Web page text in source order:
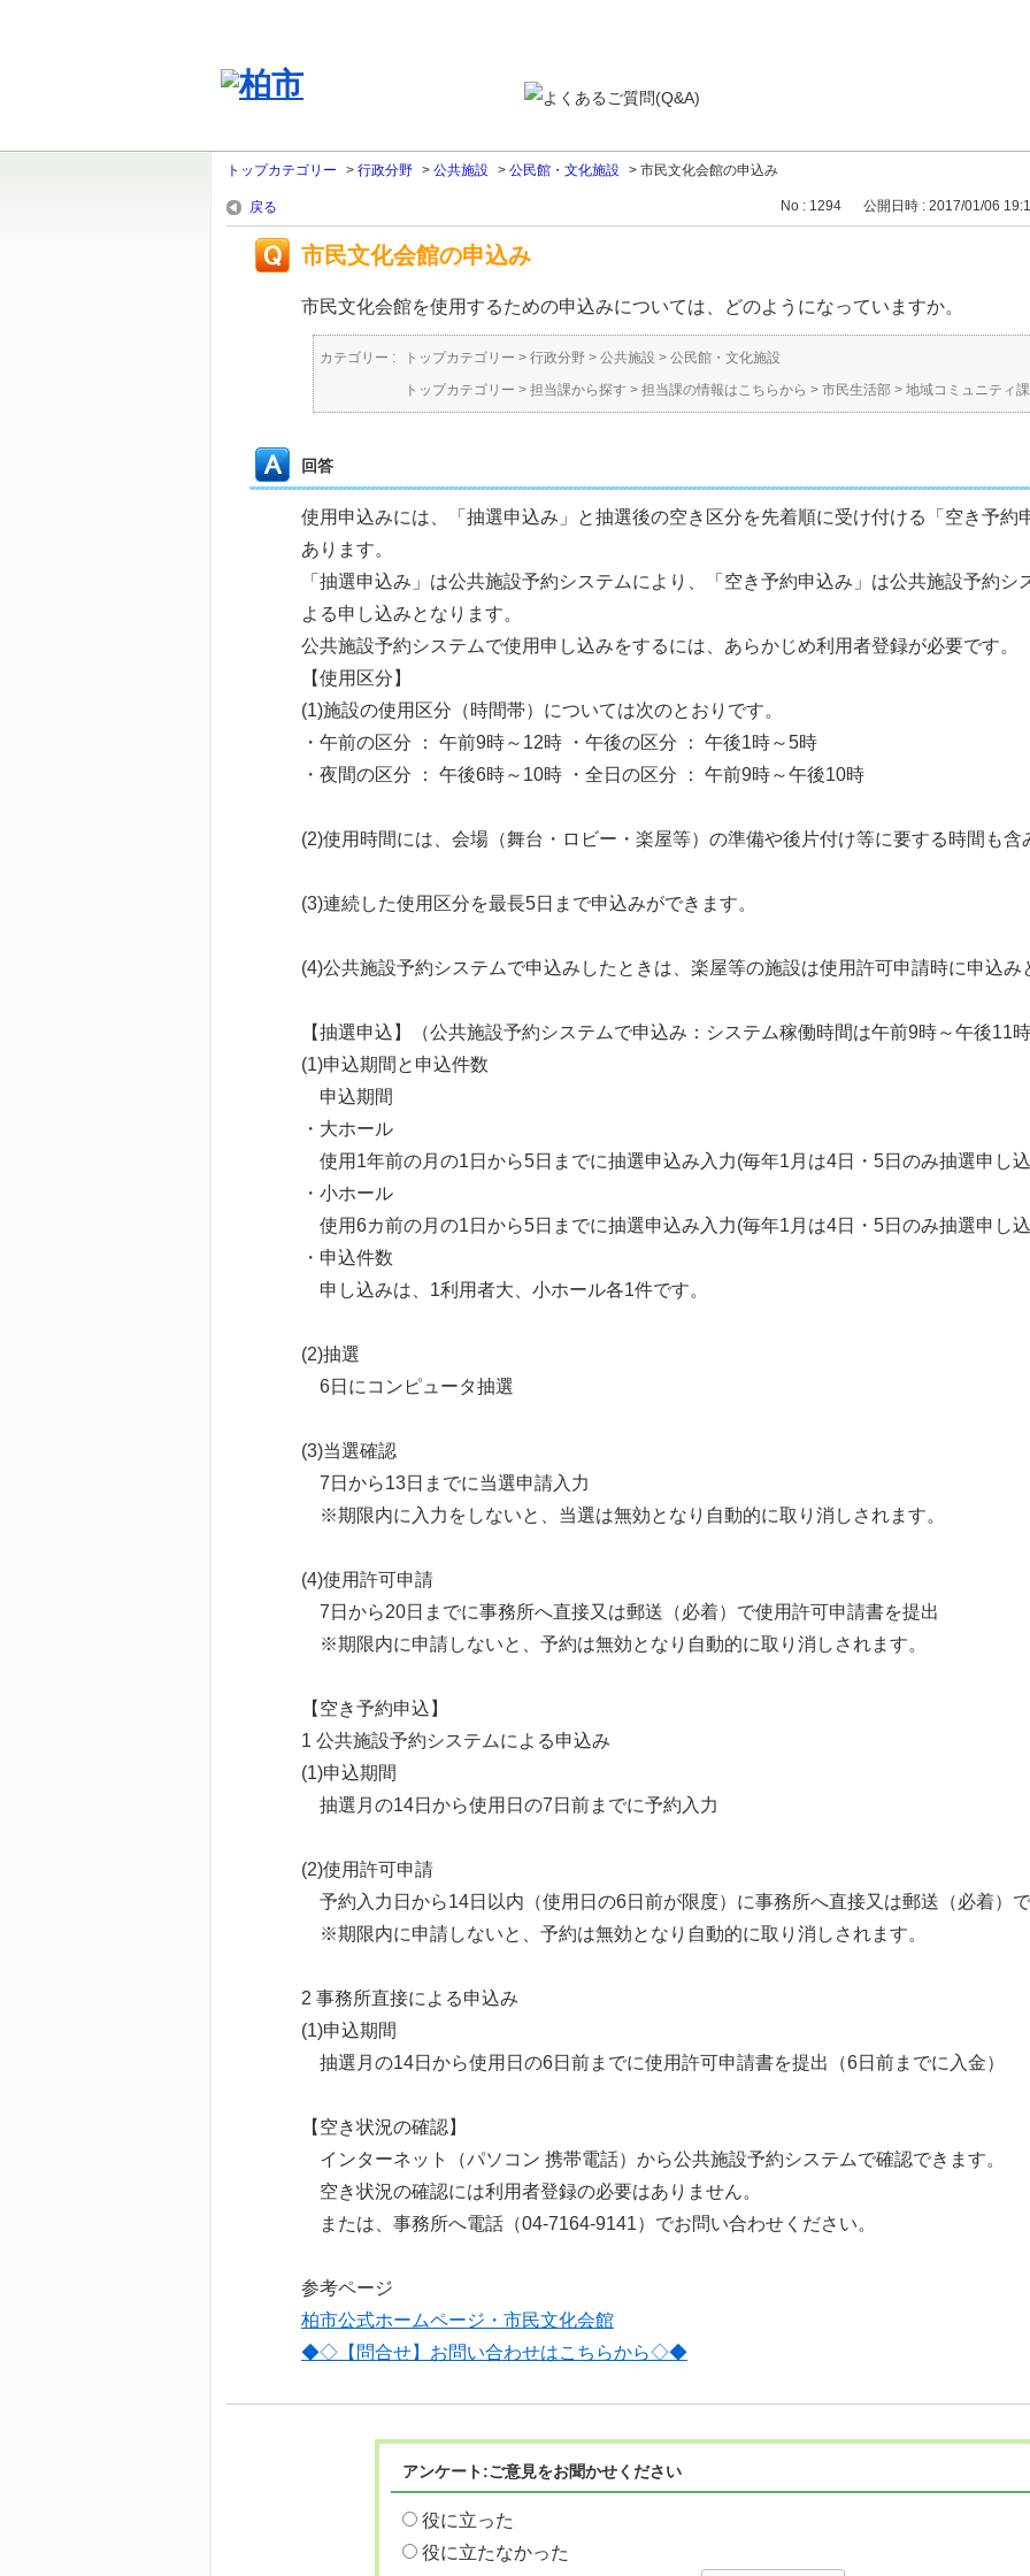
トップカテゴリー > 行政分野 > 公共施設 > 公民館・文化施設 > 市民文化会館の申込み
戻る No : 1294 公開日時 : 2017/01/06
市民文化会館の申込み
市民文化会館を使用するための申込みについては、どのようになっていますか。
カテゴリー : トップカテゴリー > 行政分野 > 公共施設 > 公民館・文化施設
トップカテゴリー > 担当課から探す > 担当課の情報はこちらから > 市民生活部 > 地域コミュニティ課
回答
使用申込みには、「抽選申込み」と抽選後の空き区分を先着順に受け付ける「空き予約
あります。
「抽選申込み」は公共施設予約システムにより、「空き予約申込み」は公共施設予約シ
よる申し込みとなります。
公共施設予約システムで使用申し込みをするには、あらかじめ利用者登録が必要です。
【使用区分】
(1)施設の使用区分（時間帯）については次のとおりです。
・午前の区分 ： 午前9時～12時 ・午後の区分 ： 午後1時～5時
・夜間の区分 ： 午後6時～10時 ・全日の区分 ： 午前9時～午後10時
(2)使用時間には、会場（舞台・ロビー・楽屋等）の準備や後片付け等に要する時間も含
(3)連続した使用区分を最長5日まで申込みができます。
(4)公共施設予約システムで申込みしたときは、楽屋等の施設は使用許可申請時に申込み
【抽選申込】（公共施設予約システムで申込み：システム稼働時間は午前9時～午後11時
(1)申込期間と申込件数
申込期間
・大ホール
使用1年前の月の1日から5日までに抽選申込み入力(毎年1月は4日・5日のみ抽選申し
・小ホール
使用6カ前の月の1日から5日までに抽選申込み入力(毎年1月は4日・5日のみ抽選申し
・申込件数
申し込みは、1利用者大、小ホール各1件です。
(2)抽選
6日にコンピュータ抽選
(3)当選確認
7日から13日までに当選申請入力
※期限内に入力をしないと、当選は無効となり自動的に取り消しされます。
(4)使用許可申請
7日から20日までに事務所へ直接又は郵送（必着）で使用許可申請書を提出
※期限内に申請しないと、予約は無効となり自動的に取り消しされます。
【空き予約申込】
1 公共施設予約システムによる申込み
(1)申込期間
抽選月の14日から使用日の7日前までに予約入力
(2)使用許可申請
予約入力日から14日以内（使用日の6日前が限度）に事務所へ直接又は郵送（必着）
※期限内に申請しないと、予約は無効となり自動的に取り消しされます。
2 事務所直接による申込み
(1)申込期間
抽選月の14日から使用日の6日前までに使用許可申請書を提出（6日前までに入金）
【空き状況の確認】
インターネット（パソコン 携帯電話）から公共施設予約システムで確認できます。
空き状況の確認には利用者登録の必要はありません。
または、事務所へ電話（04-7164-9141）でお問い合わせください。
参考ページ
柏市公式ホームページ・市民文化会館
◆◇【問合せ】お問い合わせはこちらから◇◆
アンケート:ご意見をお聞かせください
役に立った
役に立たなかった